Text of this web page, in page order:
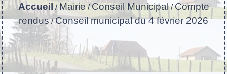
Accueil/ Mairie /Conseil Municipal/Compte
rendus/Conseil municipal du 4 février 2026